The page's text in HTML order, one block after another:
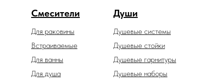
Смесители Души
Душевые гарнитуры
Душевые системы
Душевые наборы
Встраиваемые
Для ванны
Для душа
Для раковины
Душевые стойки